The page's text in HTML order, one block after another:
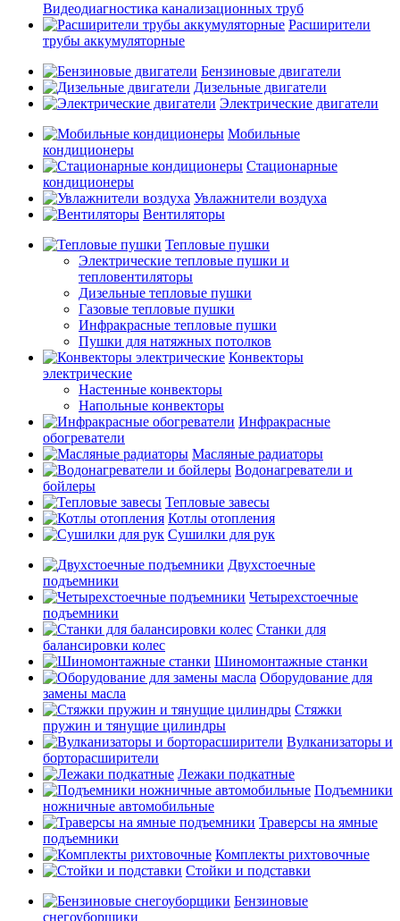
Видеодиагностика канализационных труб
Расширители
трубы аккумуляторные
Бензиновые двигатели
Дизельные двигатели
Электрические двигатели
Мобильные
кондиционеры
Стационарные
кондиционеры
Увлажнители воздуха
Вентиляторы
Тепловые пушки
Электрические тепловые пушки и
тепловентиляторы
Дизельные тепловые пушки
Газовые тепловые пушки
Инфракрасные тепловые пушки
Пушки для натяжных потолков
Конвекторы
электрические
Настенные конвекторы
Напольные конвекторы
Инфракрасные
обогреватели
Масляные радиаторы
Водонагреватели и
бойлеры
Тепловые завесы
Котлы отопления
Сушилки для рук
Двухстоечные
подъемники
Четырехстоечные
подъемники
Станки для
балансировки колес
Шиномонтажные станки
Оборудование для
замены масла
Стяжки
пружин и тянущие цилиндры
Вулканизаторы и
борторасширители
Лежаки подкатные
Подъемники
ножничные автомобильные
Траверсы на ямные
подъемники
Комплекты рихтовочные
Стойки и подставки
Бензиновые
снегоуборщики